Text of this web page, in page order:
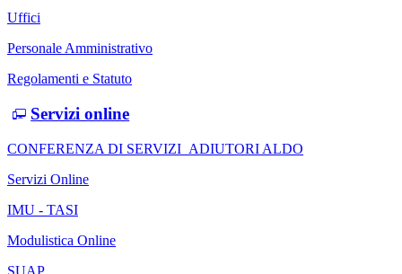
Uffici
Personale Amministrativo
Regolamenti e Statuto
Servizi online
CONFERENZA DI SERVIZI_ADIUTORI ALDO
Servizi Online
IMU - TASI
Modulistica Online
SUAP